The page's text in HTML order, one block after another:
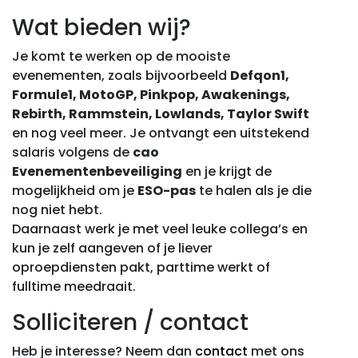
Wat bieden wij?
Je komt te werken op de mooiste
evenementen, zoals bijvoorbeeld Defqon1,
Formule1, MotoGP, Pinkpop, Awakenings,
Rebirth, Rammstein, Lowlands, Taylor Swift
en nog veel meer. Je ontvangt een uitstekend
salaris volgens de cao
Evenementenbeveiliging en je krijgt de
mogelijkheid om je ESO-pas te halen als je die
nog niet hebt.
Daarnaast werk je met veel leuke collega’s en
kun je zelf aangeven of je liever
oproepdiensten pakt, parttime werkt of
fulltime meedraait.
Solliciteren / contact
Heb je interesse? Neem dan contact met ons